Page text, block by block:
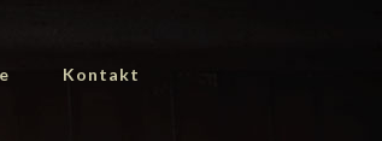
Kontakt